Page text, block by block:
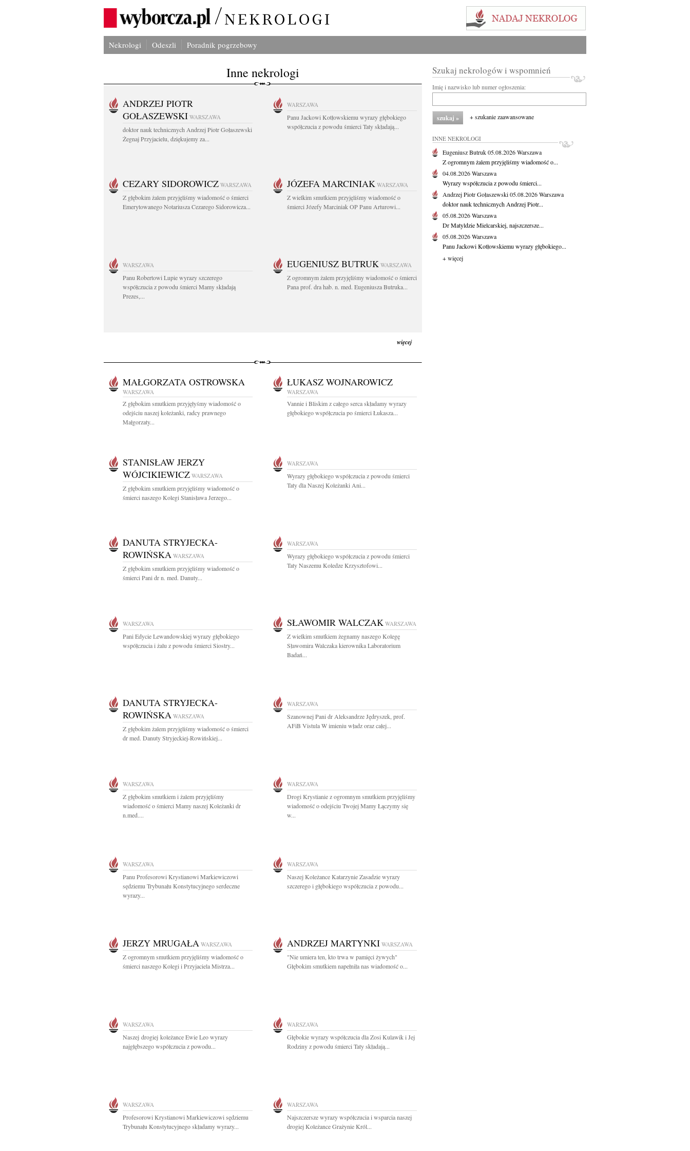
Nekrologi Odeszli Poradnik pogrzebowy
Inne nekrologi
ANDRZEJ PIOTR
GOŁASZEWSKI WARSZAWA
doktor nauk technicznych Andrzej Piotr Gołaszewski
Żegnaj Przyjacielu, dziękujemy za...
WARSZAWA
Panu Jackowi Kotłowskiemu wyrazy głębokiego
współczucia z powodu śmierci Taty składają...
CEZARY SIDOROWICZ WARSZAWA
Z głębokim żalem przyjęliśmy wiadomość o śmierci
Emerytowanego Notariusza Cezarego Sidorowicza...
JÓZEFA MARCINIAK WARSZAWA
Z wielkim smutkiem przyjęliśmy wiadomość o
śmierci Józefy Marciniak OP Panu Arturowi...
WARSZAWA
Panu Robertowi Lupie wyrazy szczerego
współczucia z powodu śmierci Mamy składają
Prezes,...
EUGENIUSZ BUTRUK WARSZAWA
Z ogromnym żalem przyjęliśmy wiadomość o śmierci
Pana prof. dra hab. n. med. Eugeniusza Butruka...
więcej
MAŁGORZATA OSTROWSKA
WARSZAWA
Z głębokim smutkiem przyjęłyśmy wiadomość o
odejściu naszej koleżanki, radcy prawnego
Małgorzaty...
ŁUKASZ WOJNAROWICZ
WARSZAWA
Vannie i Bliskim z całego serca składamy wyrazy
głębokiego współczucia po śmierci Łukasza...
STANISŁAW JERZY
WÓJCIKIEWICZ WARSZAWA
Z głębokim smutkiem przyjęliśmy wiadomość o
śmierci naszego Kolegi Stanisława Jerzego...
WARSZAWA
Wyrazy głębokiego współczucia z powodu śmierci
Taty dla Naszej Koleżanki Ani...
DANUTA STRYJECKA-
ROWIŃSKA WARSZAWA
Z głębokim smutkiem przyjęliśmy wiadomość o
śmierci Pani dr n. med. Danuty...
WARSZAWA
Wyrazy głębokiego współczucia z powodu śmierci
Taty Naszemu Koledze Krzysztofowi...
WARSZAWA
Pani Edycie Lewandowskiej wyrazy głębokiego
współczucia i żalu z powodu śmierci Siostry...
SŁAWOMIR WALCZAK WARSZAWA
Z wielkim smutkiem żegnamy naszego Kolegę
Sławomira Walczaka kierownika Laboratorium
Badań...
DANUTA STRYJECKA-
ROWIŃSKA WARSZAWA
Z głębokim żalem przyjęliśmy wiadomość o śmierci
dr med. Danuty Stryjeckiej-Rowińskiej...
WARSZAWA
Szanownej Pani dr Aleksandrze Jędryszek, prof.
AFiB Vistula W imieniu władz oraz całej...
WARSZAWA
Z głębokim smutkiem i żalem przyjęliśmy
wiadomość o śmierci Mamy naszej Koleżanki dr
n.med....
WARSZAWA
Drogi Krystianie z ogromnym smutkiem przyjęliśmy
wiadomość o odejściu Twojej Mamy Łączymy się
w...
WARSZAWA
Panu Profesorowi Krystianowi Markiewiczowi
sędziemu Trybunału Konstytucyjnego serdeczne
wyrazy...
WARSZAWA
Naszej Koleżance Katarzynie Zasadzie wyrazy
szczerego i głębokiego współczucia z powodu...
JERZY MRUGAŁA WARSZAWA
Z ogromnym smutkiem przyjęliśmy wiadomość o
śmierci naszego Kolegi i Przyjaciela Mistrza...
ANDRZEJ MARTYNKI WARSZAWA
"Nie umiera ten, kto trwa w pamięci żywych"
Głębokim smutkiem napełniła nas wiadomość o...
WARSZAWA
Naszej drogiej koleżance Ewie Leo wyrazy
najgłębszego współczucia z powodu...
WARSZAWA
Głębokie wyrazy współczucia dla Zosi Kulawik i Jej
Rodziny z powodu śmierci Taty składają...
WARSZAWA
Profesorowi Krystianowi Markiewiczowi sędziemu
Trybunału Konstytucyjnego składamy wyrazy...
WARSZAWA
Najszczersze wyrazy współczucia i wsparcia naszej
drogiej Koleżance Grażynie Król...
Szukaj nekrologów i wspomnień
Imię i nazwisko lub numer ogłoszenia:
+ szukanie zaawansowane
INNE NEKROLOGI
Eugeniusz Butruk05.08.2026Warszawa
Z ogromnym żalem przyjęliśmy wiadomość o...
04.08.2026Warszawa
Wyrazy współczucia z powodu śmierci...
Andrzej Piotr Gołaszewski05.08.2026Warszawa
doktor nauk technicznych Andrzej Piotr...
05.08.2026Warszawa
Dr Matyldzie Mielcarskiej, najszczersze...
05.08.2026Warszawa
Panu Jackowi Kotłowskiemu wyrazy głębokiego...
+ więcej